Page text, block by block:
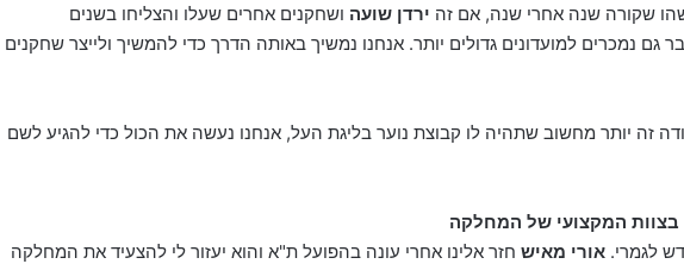
שקורה שנה אחרי שנה, אם זה ירדן שועה ושחקנים אחרים שעלו והצליחו בשנים
גם נמכרים למועדונים גדולים יותר. אנחנו נמשיך באותה הדרך כדי להמשיך ולייצר שחקנים
זה יותר מחשוב שתהיה לו קבוצת נוער בליגת העל, אנחנו נעשה את הכול כדי להגיע לשם
בצוות המקצועי של המחלקה
לגמרי. אורי מאיש חזר אלינו אחרי עונה בהפועל ת"א והוא יעזור לי להצעיד את המחלקה